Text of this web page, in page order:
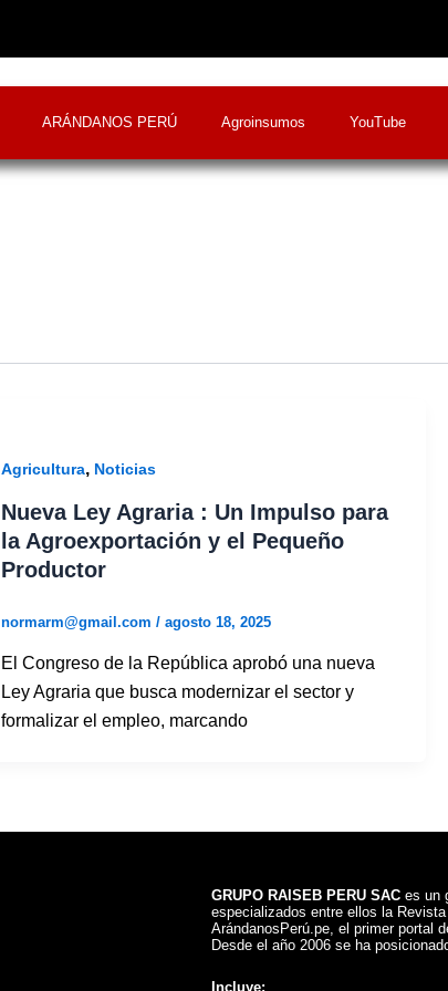
ARÁNDANOS PERÚ Agroinsumos YouTube
Agricultura, Noticias
Nueva Ley Agraria : Un Impulso para
la Agroexportación y el Pequeño
Productor
normarm@gmail.com / agosto 18, 2025
El Congreso de la República aprobó una nueva
Ley Agraria que busca modernizar el sector y
formalizar el empleo, marcando
GRUPO RAISEB PERU SAC es un
especializados entre ellos la
ArándanosPerú.pe, el primer portal
Desde el año 2006 se ha
Incluye: